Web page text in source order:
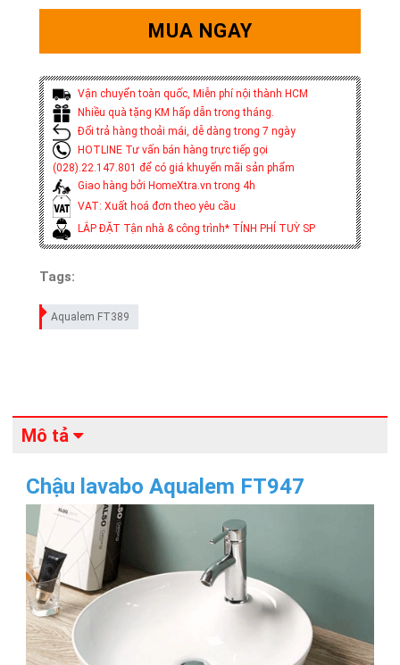
MUA NGAY
Vận chuyển toàn quốc, Miễn phí nội thành HCM
Nhiều quà tặng KM hấp dẫn trong tháng.
Đổi trả hàng thoải mái, dễ dàng trong 7 ngày
HOTLINE Tư vấn bán hàng trực tiếp gọi
(028).22.147.801 để có giá khuyến mãi sản phẩm
Giao hàng bởi HomeXtra.vn trong 4h
VAT: Xuất hoá đơn theo yêu cầu
LẮP ĐẶT Tận nhà & công trình* TÍNH PHÍ TUỲ SP
Tags:
Aqualem FT389
Mô tả
Chậu lavabo Aqualem FT947